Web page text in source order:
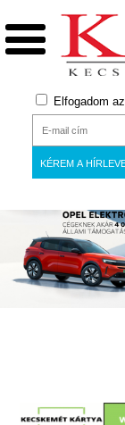
Elfogadom az